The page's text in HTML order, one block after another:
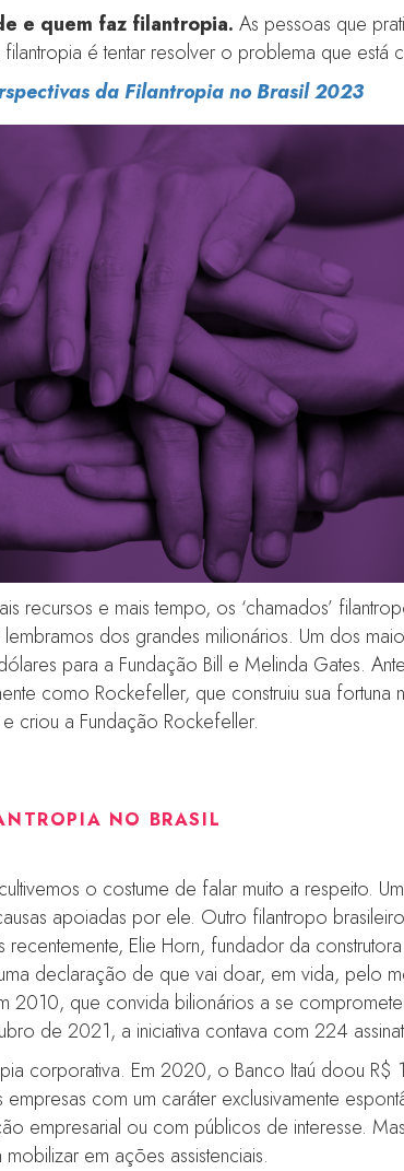
e quem faz filantropia. As pessoas que
é tentar resolver o problema que está
da Filantropia no Brasil 2023
e mais tempo, os ‘chamados’
dos grandes milionários. Um dos
para a Fundação Bill e Melinda Gates.
como Rockefeller, que construiu sua fortuna
criou a Fundação Rockefeller.
NO BRASIL
o costume de falar muito a respeito.
apoiadas por ele. Outro filantropo
Elie Horn, fundador da
declaração de que vai doar, em vida, pelo
2010, que convida bilionários a se
de 2021, a iniciativa contava com 224
corporativa. Em 2020, o Banco Itaú doou
com um caráter exclusivamente
empresarial ou com públicos de interesse.
mobilizar em ações assistenciais.